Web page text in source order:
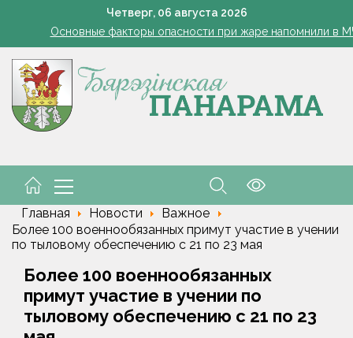
Четверг, 06 августа 2026
"мертвые души". Крупная афера по закупке фруктов и ягод
Основные факторы опасности при жаре напомнили в
Березинские тысячники. Новые имена
отправился на Северный полюс в составе международной
"мертвые души". Крупная афера по закупке фруктов и ягод
Главная Новости
Важное
Более 100 военнообязанных примут участие в учении
по тыловому обеспечению с 21 по 23 мая
Более 100 военнообязанных
примут участие в учении по
тыловому обеспечению с 21 по 23